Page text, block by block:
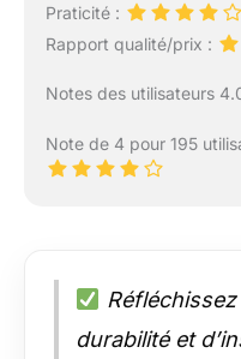
Praticité :
Rapport qualité/prix :
Notes des utilisateurs
Note de 4 pour 195
durabilité et